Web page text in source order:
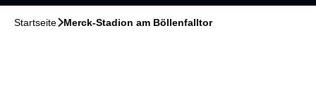
Startseite􀆊Merck-Stadion am Böllenfalltor